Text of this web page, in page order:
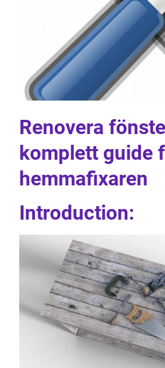
Renovera
komplett guide
hemmafixaren
Introduction: